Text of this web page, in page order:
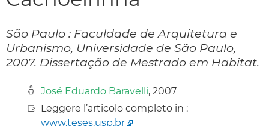
São Paulo : Faculdade de Arquitetura e
Urbanismo, Universidade de São Paulo,
2007. Dissertação de Mestrado em Habitat.
José Eduardo Baravelli, 2007
Leggere l’articolo completo in :
www.teses.usp.br